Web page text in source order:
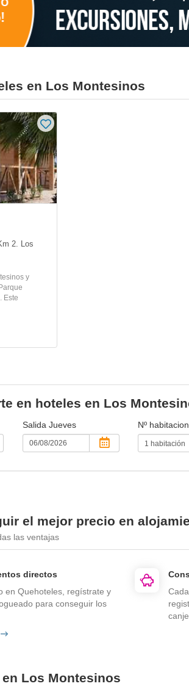
en Los Montesinos
2. Los
y
Este
en hoteles en Los
Salida Jueves Nº
el mejor precio en
las ventajas
directos
en Quehoteles, regístrate y
para conseguir los
Los Montesinos